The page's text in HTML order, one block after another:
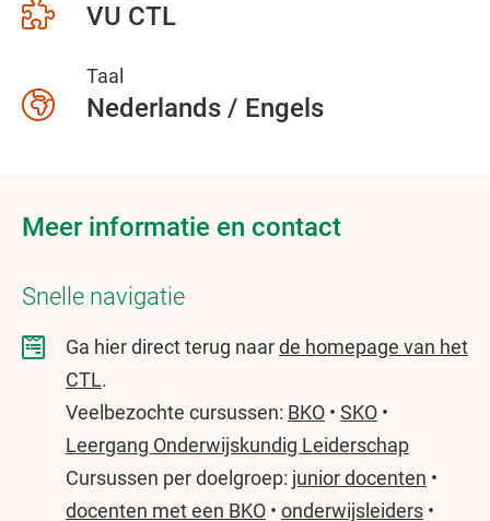
VU CTL
Taal
Nederlands / Engels
Meer informatie en contact
Snelle navigatie
Ga hier direct terug naarde homepage van het
CTL.
Veelbezochte cursussen: BKO • SKO •
Leergang Onderwijskundig Leiderschap
Cursussen per doelgroep: junior docenten •
docenten met een BKO • onderwijsleiders •